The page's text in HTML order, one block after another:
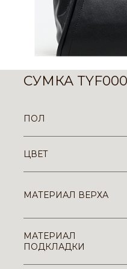
СУМКА
ПОЛ
ЦВЕТ
МАТЕРИАЛ ВЕРХА
МАТЕРИАЛ
ПОДКЛАДКИ